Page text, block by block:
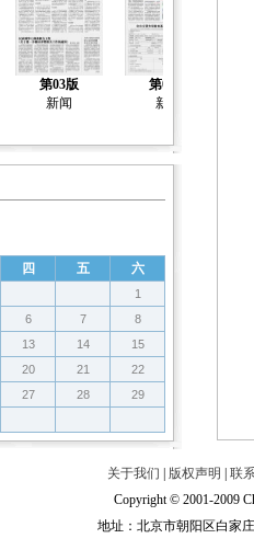
第03版
新闻
第04版
新闻
四 五 六
1
6 7
8
13 14
15
20 21
22
27 28
29
关于我们 版权声明
联
Copyright © 2001-2009
地址：北京市朝阳区白家